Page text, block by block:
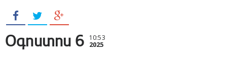
Օգոստոս 6 10:53
2025